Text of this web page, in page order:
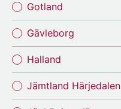
Gotland
Gävleborg
Halland
Jämtland Härjedalen